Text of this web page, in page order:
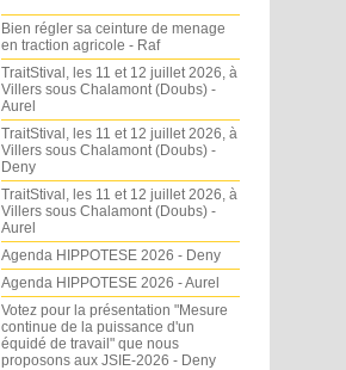
Bien régler sa ceinture de menage
en traction agricole - Raf
TraitStival, les 11 et 12 juillet 2026, à
Villers sous Chalamont (Doubs) -
Aurel
TraitStival, les 11 et 12 juillet 2026, à
Villers sous Chalamont (Doubs) -
Deny
TraitStival, les 11 et 12 juillet 2026, à
Villers sous Chalamont (Doubs) -
Aurel
Agenda HIPPOTESE 2026 - Deny
Agenda HIPPOTESE 2026 - Aurel
Votez pour la présentation "Mesure
continue de la puissance d'un
équidé de travail" que nous
proposons aux JSIE-2026 - Deny